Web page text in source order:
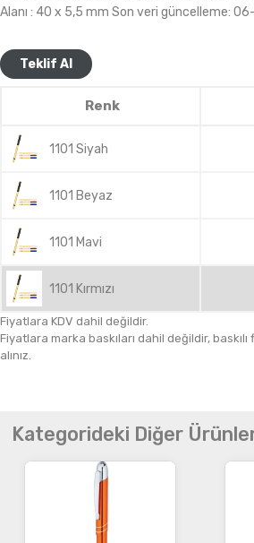
Alanı : 40 x 5,5 mm Son veri güncelleme:
Teklif Al
Renk
1101 Siyah
1101 Beyaz
1101 Mavi
1101 Kırmızı
Fiyatlara KDV dahil değildir.
Fiyatlara marka baskıları dahil değildir,
alınız.
Kategorideki Diğer